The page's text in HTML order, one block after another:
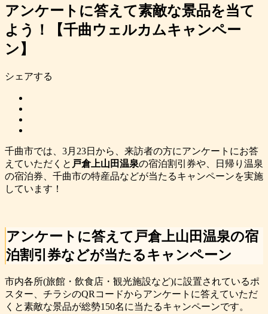
アンケートに答えて素敵な景品を当て
よう！【千曲ウェルカムキャンペー
ン】
シェアする
千曲市では、3月23日から、来訪者の方にアンケートにお答
えていただくと 戸倉上山田温泉の宿泊割引券や、日帰り温泉
の宿泊券、千曲市の特産品などが当たるキャンペーンを実施
しています！
アンケートに答えて戸倉上山田温泉の宿
泊割引券などが当たるキャンペーン
市内各所(旅館・飲食店・観光施設など)に設置されているポ
スター、チラシのQRコードからアンケートに答えていただ
くと素敵な景品が総勢150名に当たるキャンペーンです。